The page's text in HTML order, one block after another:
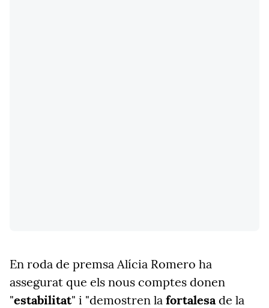
En roda de premsa Alícia Romero ha
assegurat que els nous comptes donen
"estabilitat" i "demostren la fortalesade la